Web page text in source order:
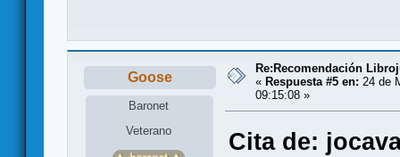
Goose
Baronet
Veterano
Re:Recomendación
« Respuesta #5 en: 24 de
09:15:08 »
Cita de: